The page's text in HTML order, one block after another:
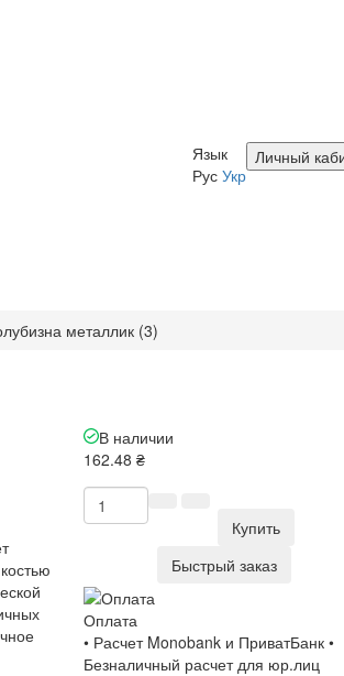
Личный
Язык
Рус Укр
металлик (3)
В наличии
162.48 ₴
Купить
Быстрый заказ
Оплата
• Расчет Monobank и ПриватБанк •
Безналичный расчет для юр.лиц